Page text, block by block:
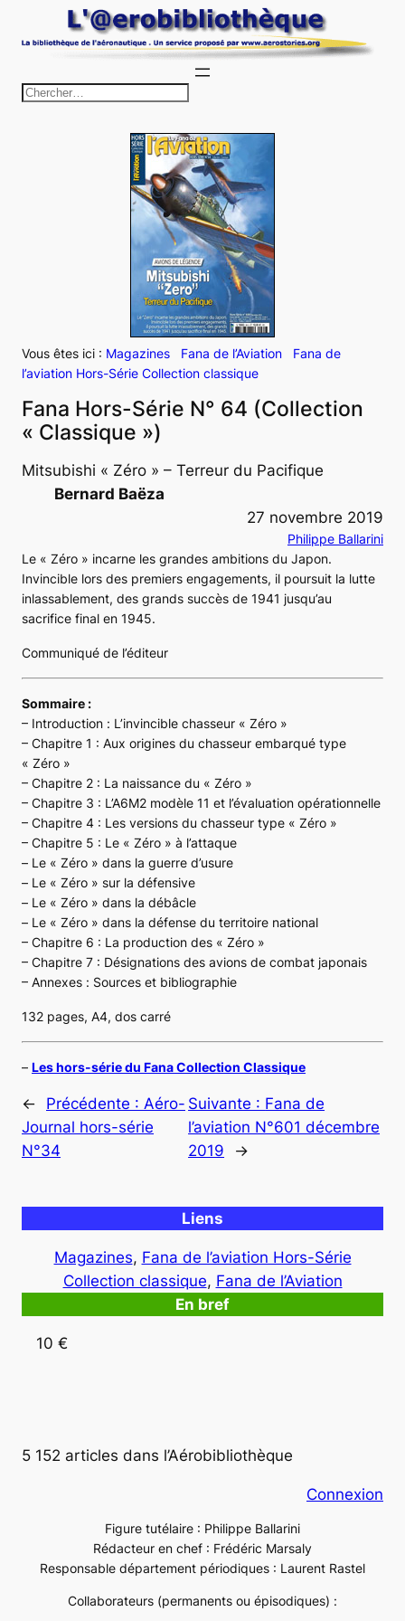
au
c
h
e
r
c
h
e
r
Vous êtes ici : Magazines Fana de l’Aviation
Fana de
l’aviation Hors-Série Collection classique
Fana Hors-Série N° 64 (Collection
« Classique »)
Mitsubishi « Zéro » – Terreur du Pacifique
Bernard Baëza
27 novembre 2019
Philippe Ballarini
Le « Zéro » incarne les grandes ambitions du Japon.
Invincible lors des premiers engagements, il poursuit la lutte
inlassablement, des grands succès de 1941 jusqu’au
sacrifice final en 1945.
Communiqué de l’éditeur
Sommaire :
– Introduction : L’invincible chasseur « Zéro »
– Chapitre 1 : Aux origines du chasseur embarqué type
« Zéro »
– Chapitre 2 : La naissance du « Zéro »
– Chapitre 3 : L’A6M2 modèle 11 et l’évaluation opérationnelle
– Chapitre 4 : Les versions du chasseur type « Zéro »
– Chapitre 5 : Le « Zéro » à l’attaque
– Le « Zéro » dans la guerre d’usure
– Le « Zéro » sur la défensive
– Le « Zéro » dans la débâcle
– Le « Zéro » dans la défense du territoire national
– Chapitre 6 : La production des « Zéro »
– Chapitre 7 : Désignations des avions de combat japonais
– Annexes : Sources et bibliographie
132 pages, A4, dos carré
– Les hors-série du Fana Collection Classique
← Précédente : Aéro-
Journal hors-série
N°34
Suivante : Fana de
l’aviation N°601 décembre
2019
→
Liens
Magazines, Fana de l’aviation Hors-Série
Collection classique, Fana de l’Aviation
En bref
10 €
5 152 articles dans l’Aérobibliothèque
Connexion
Figure tutélaire : Philippe Ballarini
Rédacteur en chef : Frédéric Marsaly
Responsable département périodiques : Laurent Rastel
Collaborateurs (permanents ou épisodiques) :